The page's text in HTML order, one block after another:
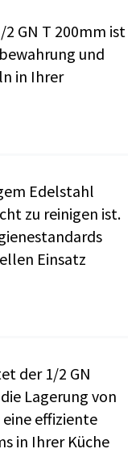
GN T 200mm ist
und
in Ihrer
Edelstahl
zu reinigen ist.
Einsatz
der 1/2 GN
Lagerung von
effiziente
in Ihrer Küche